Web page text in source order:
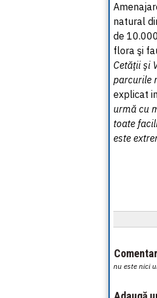
natural
de
flora şi
Cetăţii şi
parcurile
explicat
urmă cu
toate
este
nu este nici